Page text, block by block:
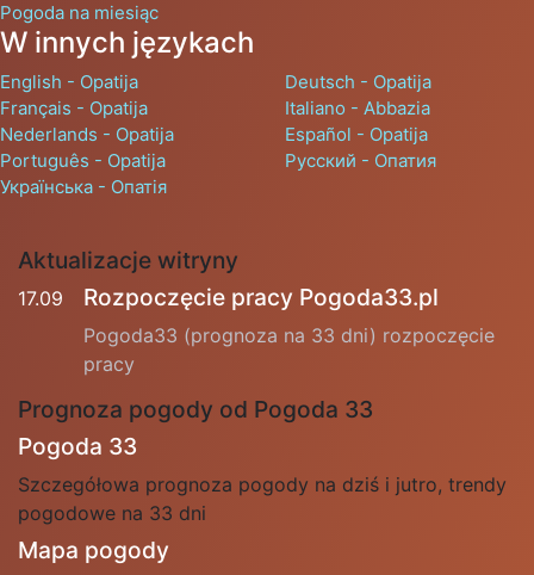
Pogoda na miesiąc
W innych językach
English - Opatija
Deutsch - Opatija
Français - Opatija
Italiano - Abbazia
Nederlands - Opatija
Español - Opatija
Português - Opatija
Русский - Опатия
Українська - Опатія
Aktualizacje witryny
17.09 Rozpoczęcie pracy Pogoda33.pl
Pogoda33 (prognoza na 33 dni) rozpoczęcie
pracy
Prognoza pogody od Pogoda 33
Pogoda 33
Szczegółowa prognoza pogody na dziś i jutro, trendy
pogodowe na 33 dni
Mapa pogody